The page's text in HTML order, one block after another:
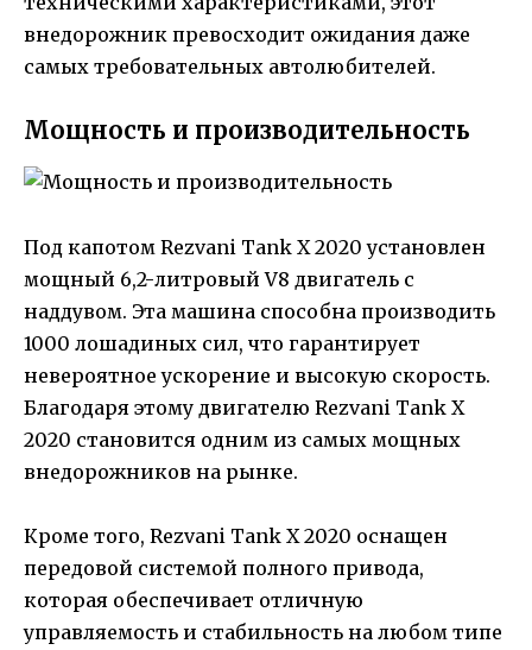
внедорожник превосходит ожидания даже
самых требовательных автолюбителей.
Мощность и производительность
Под капотом Rezvani Tank X 2020 установлен
мощный 6,2-литровый V8 двигатель с
наддувом. Эта машина способна производить
1000 лошадиных сил, что гарантирует
невероятное ускорение и высокую скорость.
Благодаря этому двигателю Rezvani Tank X
2020 становится одним из самых мощных
внедорожников на рынке.
Кроме того, Rezvani Tank X 2020 оснащен
передовой системой полного привода,
которая обеспечивает отличную
управляемость и стабильность на любом типе